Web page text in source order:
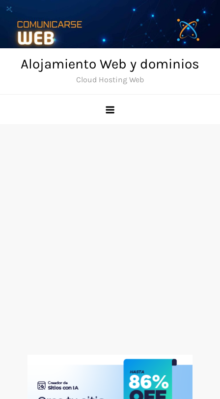
Skip
content
Alojamiento Web y dominios
Cloud Hosting Web